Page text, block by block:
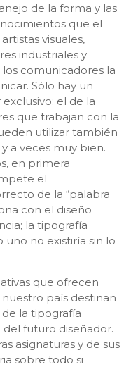
de la forma y las
que el
visuales,
industriales y
comunicadores la
Sólo hay un
el de la
que trabajan con la
utilizar también
a veces muy bien.
en primera
el
de la “palabra
con el diseño
la tipografía
no existiría sin lo
que ofrecen
país destinan
de la tipografía
futuro diseñador.
asignaturas y de sus
sobre todo si